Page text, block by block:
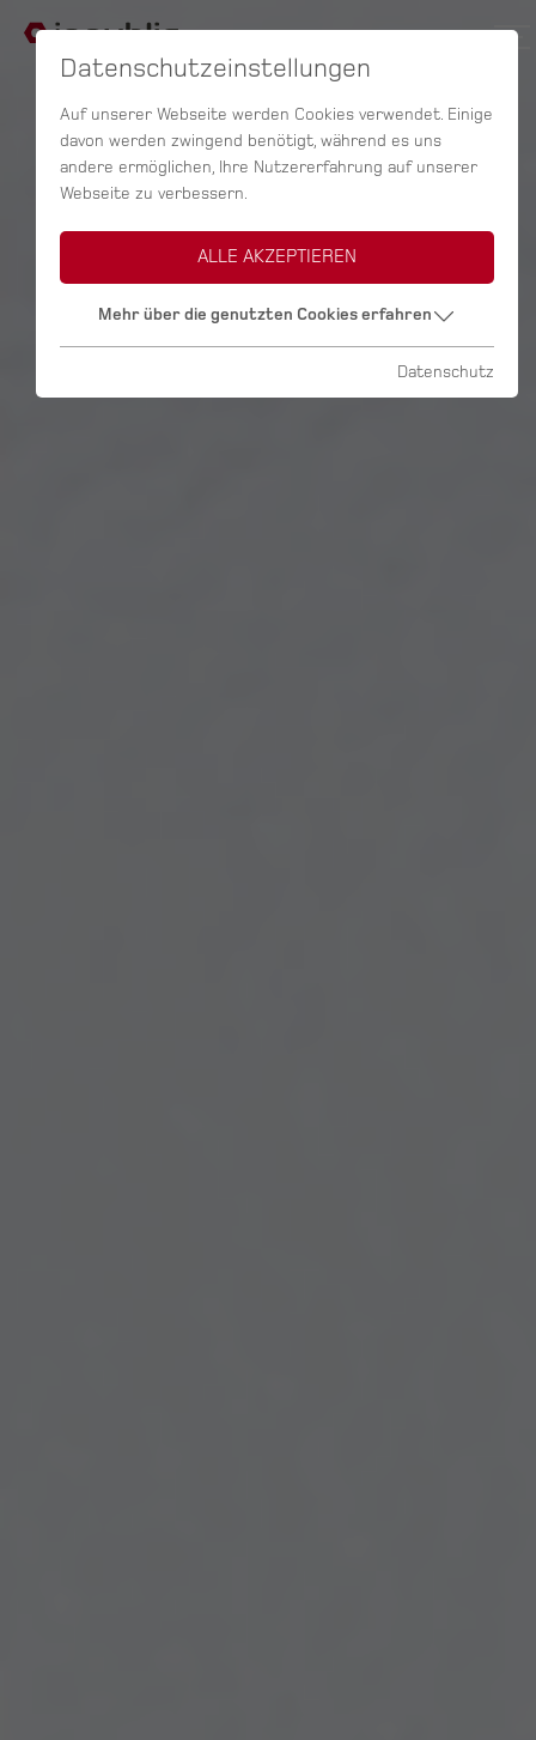
Datenschutzeinstellungen
Auf unserer Webseite werden Cookies verwendet. Einige
davon werden zwingend benötigt, während es uns
andere ermöglichen, Ihre Nutzererfahrung auf unserer
Webseite zu verbessern.
ALLE AKZEPTIEREN
Mehr über die genutzten Cookies erfahren
Datenschutz